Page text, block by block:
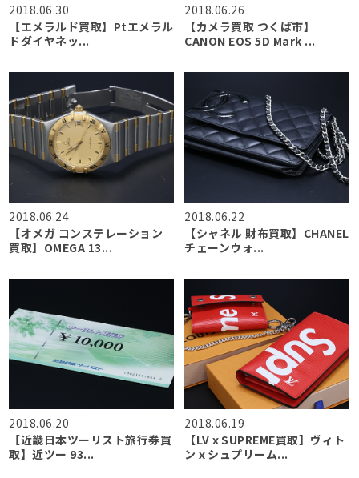
2018.06.30
【エメラルド買取】Ptエメラル
ドダイヤネッ...
2018.06.26
【カメラ買取 つくば市】
CANON EOS 5D Mark ...
2018.06.24
【オメガ コンステレーション
買取】OMEGA 13...
2018.06.22
【シャネル 財布買取】CHANEL
チェーンウォ...
2018.06.20
【近畿日本ツーリスト旅行券買
取】近ツー 93...
2018.06.19
【LVｘSUPREME買取】ヴィト
ンｘシュプリーム...